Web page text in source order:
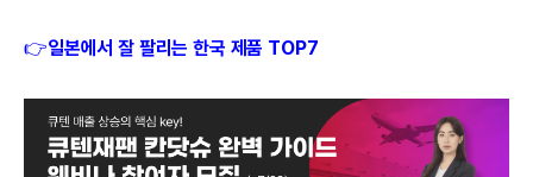
👉일본에서 잘 팔리는 한국 제품 TOP7